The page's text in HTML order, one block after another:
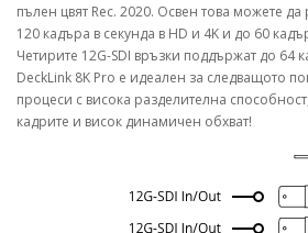
пълен цвят Rec. 2020. Освен това можете да
120 кадъра в секунда в HD и 4K и до 60
Четирите 12G-SDI връзки поддържат до 64
DeckLink 8K Pro е идеален за следващото
процеси с висока разделителна
кадрите и висок динамичен обхват!